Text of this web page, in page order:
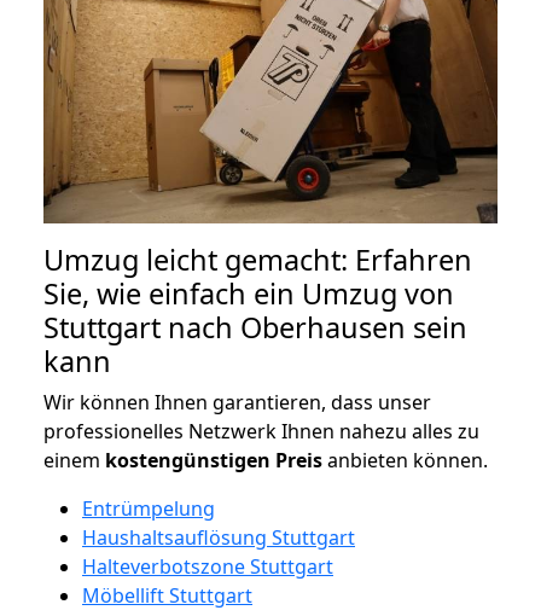
Umzug leicht gemacht: Erfahren
Sie, wie einfach ein Umzug von
Stuttgart nach Oberhausen sein
kann
Wir können Ihnen garantieren, dass unser
professionelles Netzwerk Ihnen nahezu alles zu
einem kostengünstigen Preisanbieten können.
Entrümpelung
Haushaltsauflösung Stuttgart
Halteverbotszone Stuttgart
Möbellift Stuttgart